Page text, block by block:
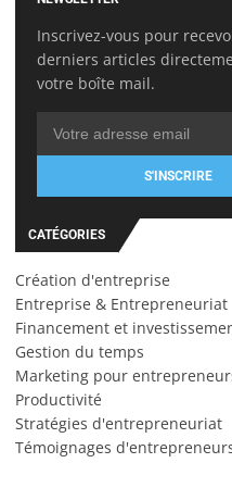
Inscrivez-vous pour
derniers articles
votre boîte mail.
S'INSCRIRE
CATÉGORIES
Création d'entreprise
Entreprise & Entrepreneuriat
Financement et
Gestion du temps
Marketing pour
Productivité
Stratégies d'entrepreneuriat
Témoignages